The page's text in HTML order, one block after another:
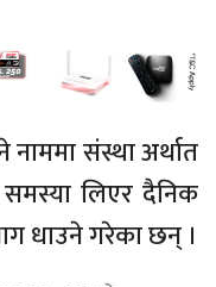
संस्था अर्थात
लिएर दैनिक
धाउने गरेका छन् ।